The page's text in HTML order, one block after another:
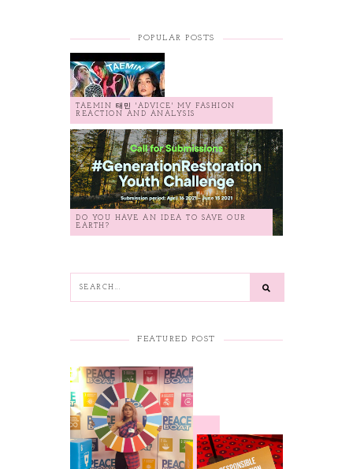
POPULAR POSTS
TAEMIN 태민 'ADVICE' MV FASHION
REACTION AND ANALYSIS
DO YOU HAVE AN IDEA TO SAVE OUR
EARTH?
FEATURED POST